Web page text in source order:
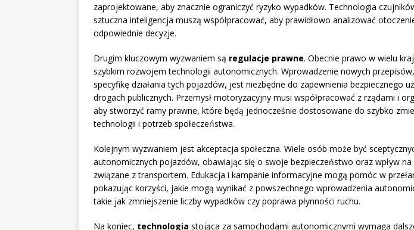
zaprojektowane, aby znacznie ograniczyć ryzyko wypadków. Technologia
sztuczna inteligencja muszą współpracować, aby prawidłowo analizować
odpowiednie decyzje.
Drugim kluczowym wyzwaniem są regulacje prawne. Obecnie prawo w wielu
szybkim rozwojem technologii autonomicznych. Wprowadzenie nowych
specyfikę działania tych pojazdów, jest niezbędne do zapewnienia bezpiecznego
drogach publicznych. Przemysł motoryzacyjny musi współpracować z rządami i
aby stworzyć ramy prawne, które będą jednocześnie dostosowane do szybko
technologii i potrzeb społeczeństwa.
Kolejnym wyzwaniem jest akceptacja społeczna. Wiele osób może być
autonomicznych pojazdów, obawiając się o swoje bezpieczeństwo oraz wpływ
związane z transportem. Edukacja i kampanie informacyjne mogą pomóc w
pokazując korzyści, jakie mogą wynikać z powszechnego wprowadzenia
takie jak zmniejszenie liczby wypadków czy poprawa płynności ruchu.
Na koniec, technologia stojąca za samochodami autonomicznymi wymaga